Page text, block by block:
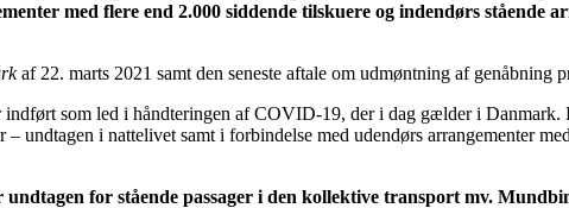
med flere end 2.000 siddende tilskuere og indendørs stående
af 22. marts 2021 samt den seneste aftale om udmøntning af genåbning
som led i håndteringen af COVID-19, der i dag gælder i
undtagen i nattelivet samt i forbindelse med udendørs arrangementer
for stående passager i den kollektive transport mv.